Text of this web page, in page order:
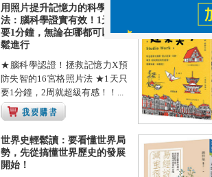
用照片提升記憶力的科學訓練
法：腦科學證實有效！1天只
要1分鐘，無論在哪都可以輕
鬆進行
★腦科學認證！拯救記憶力X預
防失智的16宮格照片法 ★1天只
要1分鐘，2周就超級有感！！...
世界史輕鬆讀：要看懂世界局
勢，先從搞懂世界歷史的發展
開始！